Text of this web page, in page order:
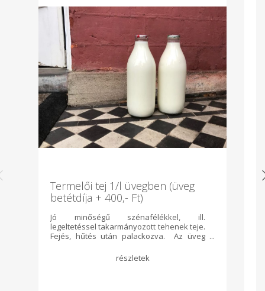
Termelői tej 1/l üvegben (üveg
betétdíja + 400,- Ft)
Jó minőségű szénafélékkel, ill.
legeltetéssel takarmányozott tehenek teje.
Fejés, hűtés után palackozva. Az üveg
hozott saját üvegbe, palackba áttöltés
esetén üvegbetétdíjat nem kell fizetni.